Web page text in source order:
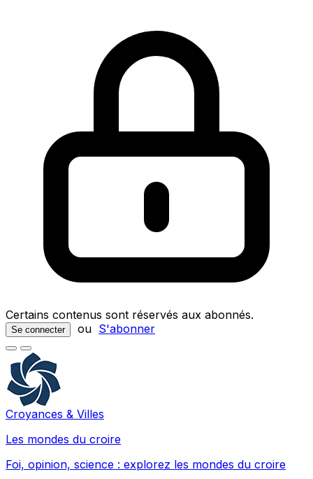
Certains contenus sont réservés aux abonnés.
Se connecter ou S'abonner
Croyances & Villes
Les mondes du croire
Foi, opinion, science : explorez les mondes du croire